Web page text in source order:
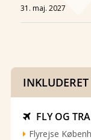
31. maj. 2027
INKLUDERET
 FLY OG
Flyrejse